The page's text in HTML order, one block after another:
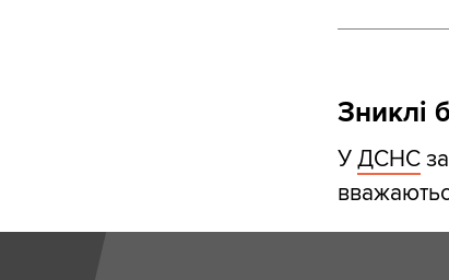
Зниклі
У ДСНС